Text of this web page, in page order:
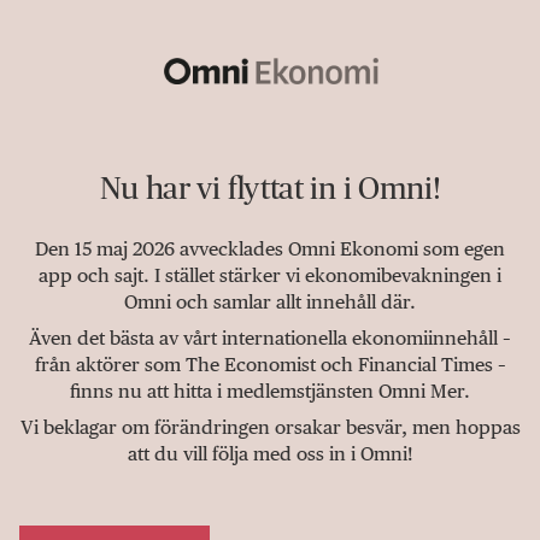
Nu har vi flyttat in i Omni!
Den 15 maj 2026 avvecklades Omni Ekonomi som egen
app och sajt. I stället stärker vi ekonomibevakningen i
Omni och samlar allt innehåll där.
Även det bästa av vårt internationella ekonomiinnehåll –
från aktörer som The Economist och Financial Times –
finns nu att hitta i medlemstjänsten Omni Mer.
Vi beklagar om förändringen orsakar besvär, men hoppas
att du vill följa med oss in i Omni!